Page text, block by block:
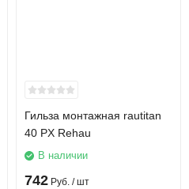
Гильза монтажная rautitan
40 PX Rehau
В наличии
742 Руб. / шт